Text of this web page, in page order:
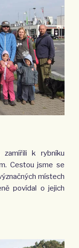
zamířili k rybníku
Cestou jsme se
místech
povídal o jejich